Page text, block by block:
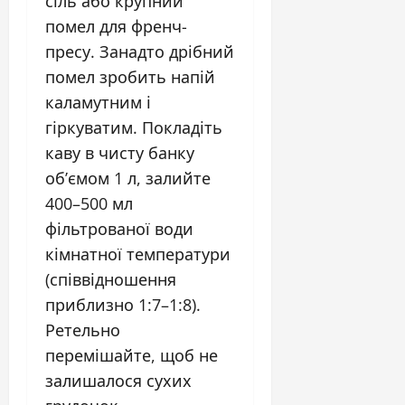
помел для френч-
пресу. Занадто дрібний
помел зробить напій
каламутним і
гіркуватим. Покладіть
каву в чисту банку
об’ємом 1 л, залийте
400–500 мл
фільтрованої води
кімнатної температури
(співвідношення
приблизно 1:7–1:8).
Ретельно
перемішайте, щоб не
залишалося сухих